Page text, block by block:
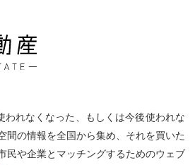
われなくなった、もしくは今後使われな
間の情報を全国から集め、それを買いた
民や企業とマッチングするためのウェブ